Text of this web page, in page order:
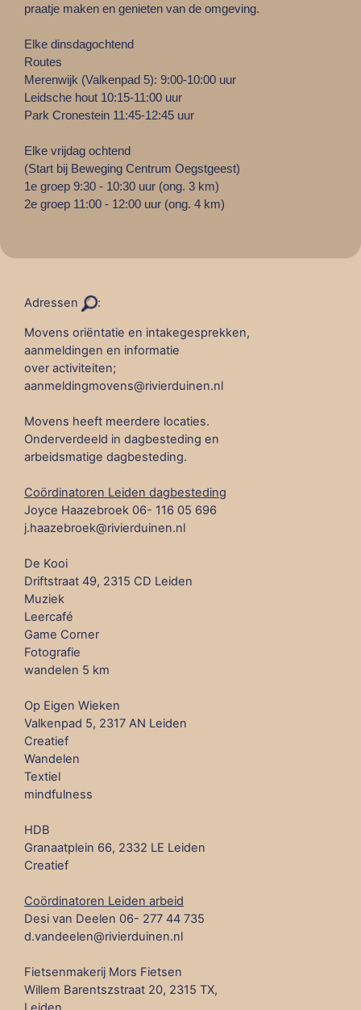
praatje maken en genieten van de omgeving.
Elke dinsdagochtend
Routes
Merenwijk (Valkenpad 5): 9:00-10:00 uur
Leidsche hout 10:15-11:00 uur
Park Cronestein 11:45-12:45 uur
Elke vrijdag ochtend
(Start bij Beweging Centrum Oegstgeest)
1e groep 9:30 - 10:30 uur (ong. 3 km)
2e groep 11:00 - 12:00 uur (ong. 4 km)
Adressen :
Movens oriëntatie en intakegesprekken,
aanmeldingen en informatie
over activiteiten;
aanmeldingmovens@rivierduinen.nl
Movens heeft meerdere locaties.
Onderverdeeld in dagbesteding en
arbeidsmatige dagbesteding.
Coördinatoren Leiden dagbesteding
Joyce Haazebroek 06- 116 05 696
j.haazebroek@rivierduinen.nl
De Kooi
Driftstraat 49, 2315 CD Leiden
Muziek
Leercafé
Game Corner
Fotografie
wandelen 5 km
Op Eigen Wieken
Valkenpad 5, 2317 AN Leiden
Creatief
Wandelen
Textiel
mindfulness
HDB
Granaatplein 66, 2332 LE Leiden
Creatief
Coördinatoren Leiden arbeid
Desi van Deelen 06- 277 44 735
d.vandeelen@rivierduinen.nl
Fietsenmakerij Mors Fietsen
Willem Barentszstraat 20, 2315 TX,